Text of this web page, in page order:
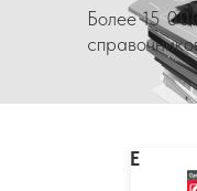
Более 15
CLAIRE